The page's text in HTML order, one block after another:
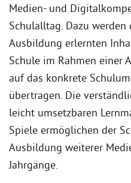
Medien- und
Schulalltag. Dazu
Ausbildung erlernten
Schule im Rahmen einer
auf das konkrete
übertragen. Die
leicht umsetzbaren
Spiele ermöglichen der
Ausbildung weiterer
Jahrgänge.